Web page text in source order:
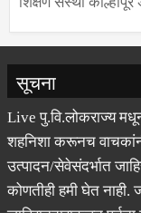
शिक्षण संस्था
सूचना
Live पु.वि.लोकराज्य मधून
शहनिशा करूनच
उत्पादन/सेवेसंदर्भात
कोणतीही हमी घेत नाही.